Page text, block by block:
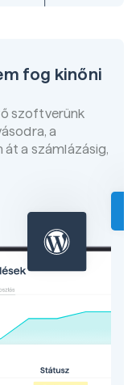
fog kinőni
szoftverünk
a
a számlázásig,